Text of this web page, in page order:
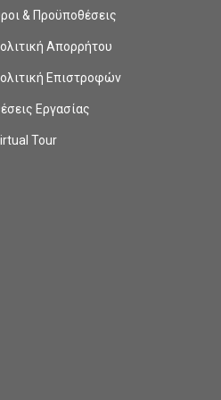
& Προϋποθέσεις
Απορρήτου
Επιστροφών
Εργασίας
Tour